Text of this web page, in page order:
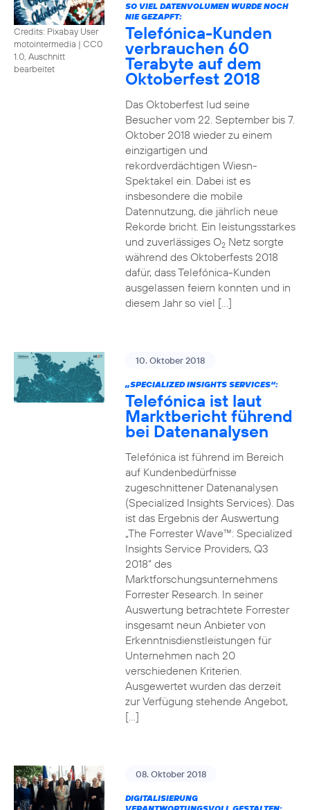
Credits: Pixabay User
motointermedia | CC0
1.0, Auschnitt
bearbeitet
SO VIEL DATENVOLUMEN WURDE NOCH
NIE GEZAPFT:
Telefónica-Kunden
verbrauchen 60
Terabyte auf dem
Oktoberfest 2018
Das Oktoberfest lud seine
Besucher vom 22. September bis 7.
Oktober 2018 wieder zu einem
einzigartigen und
rekordverdächtigen Wiesn-
Spektakel ein. Dabei ist es
insbesondere die mobile
Datennutzung, die jährlich neue
Rekorde bricht. Ein leistungsstarkes
und zuverlässiges O2Netz sorgte
während des Oktoberfests 2018
dafür, dass Telefónica-Kunden
ausgelassen feiern konnten und in
diesem Jahr so viel […]
10. Oktober 2018
„SPECIALIZED INSIGHTS SERVICES“:
Telefónica ist laut
Marktbericht führend
bei Datenanalysen
Telefónica ist führend im Bereich
auf Kundenbedürfnisse
zugeschnittener Datenanalysen
(Specialized Insights Services). Das
ist das Ergebnis der Auswertung
„The Forrester Wave™: Specialized
Insights Service Providers, Q3
2018“ des
Marktforschungsunternehmens
Forrester Research. In seiner
Auswertung betrachtete Forrester
insgesamt neun Anbieter von
Erkenntnisdienstleistungen für
Unternehmen nach 20
verschiedenen Kriterien.
Ausgewertet wurden das derzeit
zur Verfügung stehende Angebot,
[…]
08. Oktober 2018
DIGITALISIERUNG